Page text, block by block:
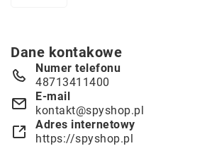
Dane kontakowe
Numer telefonu
48713411400
E-mail
kontakt@spyshop.pl
Adres internetowy
https://spyshop.pl